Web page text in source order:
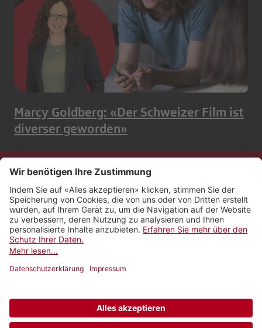
Marcy Goldberg: «Der Schweizer Film ist
diverser geworden»
Kontakt
Impressum
Rechtliches
Netiquette